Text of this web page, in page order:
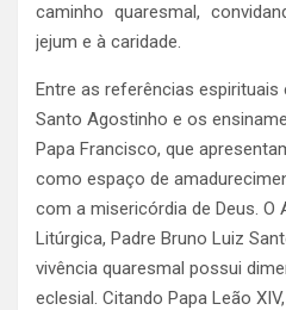
caminho quaresmal,
jejum e à caridade.
Entre as referências
Santo Agostinho e os
Papa Francisco, que
como espaço de
com a misericórdia de Deus. O
Litúrgica, Padre Bruno Luiz
vivência quaresmal possui
eclesial. Citando Papa Leão